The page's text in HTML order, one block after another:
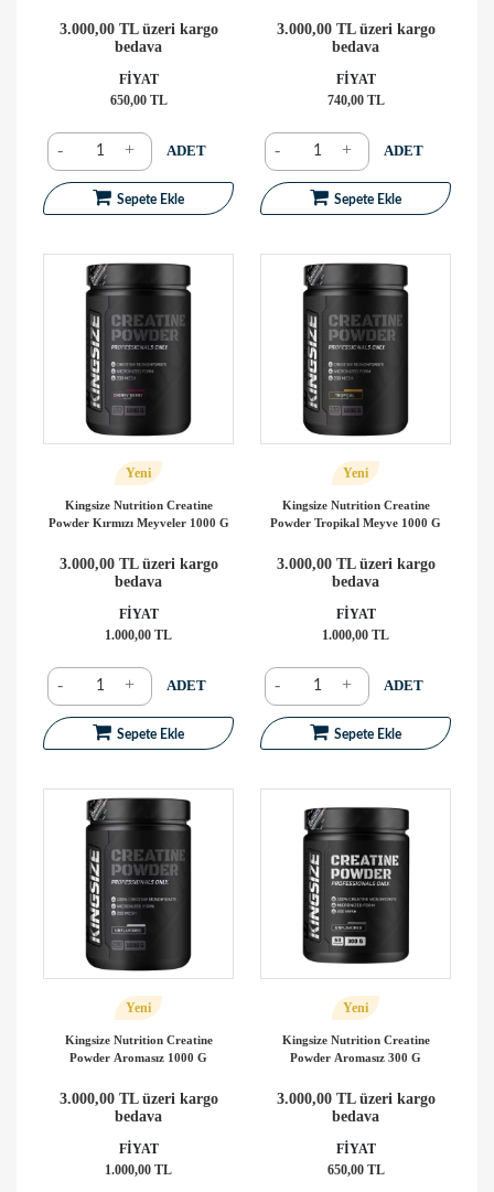
3.000,00 TL üzeri kargo
bedava
FİYAT
650,00 TL
- + ADET
Sepete Ekle
3.000,00 TL üzeri kargo
bedava
FİYAT
740,00 TL
- + ADET
Sepete Ekle
Yeni
Kingsize Nutrition Creatine
Powder Kırmızı Meyveler 1000 G
3.000,00 TL üzeri kargo
bedava
FİYAT
1.000,00 TL
- + ADET
Sepete Ekle
Yeni
Kingsize Nutrition Creatine
Powder Tropikal Meyve 1000 G
3.000,00 TL üzeri kargo
bedava
FİYAT
1.000,00 TL
- + ADET
Sepete Ekle
Yeni
Kingsize Nutrition Creatine
Powder Aromasız 1000 G
3.000,00 TL üzeri kargo
bedava
FİYAT
1.000,00 TL
Yeni
Kingsize Nutrition Creatine
Powder Aromasız 300 G
3.000,00 TL üzeri kargo
bedava
FİYAT
650,00 TL